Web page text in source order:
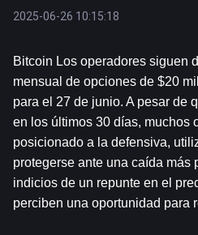
2025-06-26 10:15:18
Bitcoin Los operadores siguen
mensual de opciones de $20
para el 27 de junio. A pesar de
en los últimos 30 días, muchos
posicionado a la defensiva,
protegerse ante una caída más
indicios de un repunte en el
perciben una oportunidad para